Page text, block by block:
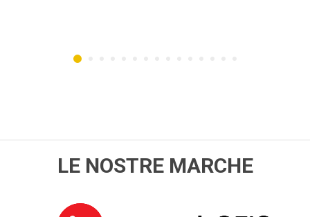
LE NOSTRE MARCHE